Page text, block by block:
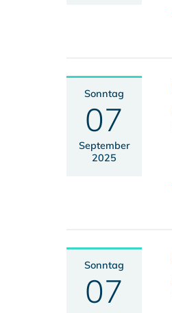
Sonntag
07
September
2025
Sonntag
07